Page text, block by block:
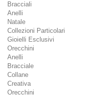
Bracciali
Anelli
Natale
Collezioni Particolari
Gioielli Esclusivi
Orecchini
Anelli
Bracciale
Collane
Creativa
Orecchini